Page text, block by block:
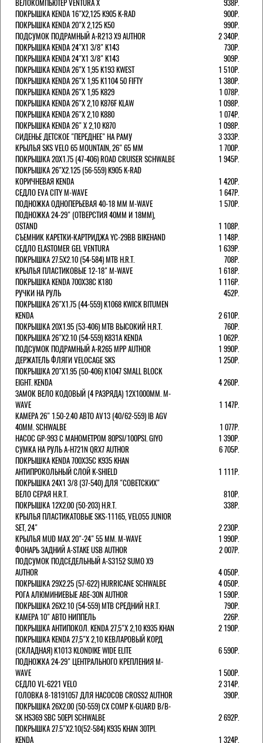
ВЕЛОКОМПЬЮТЕР VENTURA Х
938Р.
ПОКРЫШКА KENDA 16"Х2,125 K905 K-RAD
900Р.
ПОКРЫШКА KENDA 20"Х 2,125 K50
990Р.
ПОДСУМОК ПОДРАМНЫЙ A-R213 X9 AUTHOR
2 340Р.
ПОКРЫШКА KENDA 24"Х1 3/8" K143
730Р.
ПОКРЫШКА KENDA 24"Х1 3/8" K143
909Р.
ПОКРЫШКА KENDA 26"Х 1,95 K193 KWEST
1 510Р.
ПОКРЫШКА KENDA 26"Х 1,95 K1104 50 FIFTY
1 380Р.
ПОКРЫШКА KENDA 26"Х 1,95 K829
1 078Р.
ПОКРЫШКА KENDA 26"Х 2,10 K876F KLAW
1 098Р.
ПОКРЫШКА KENDA 26"Х 2,10 K880
1 074Р.
ПОКРЫШКА KENDA 26" Х 2,10 K870
1 098Р.
СИДЕНЬЕ ДЕТСКОЕ "ПЕРЕДНЕЕ" НА РАМУ
3 333Р.
КРЫЛЬЯ SKS VELO 65 MOUNTAIN, 26" 65 ММ
1 700Р.
ПОКРЫШКА 20X1.75 (47-406) ROAD CRUISER SCHWALBE
1 945Р.
ПОКРЫШКА 26"Х2.125 (56-559) K905 K-RAD
КОРИЧНЕВАЯ KENDA
1 420Р.
СЕДЛО EVA CITY M-WAVE
1 647Р.
ПОДНОЖКА ОДНОПЕРЬЕВАЯ 40-18 ММ M-WAVE
1 570Р.
ПОДНОЖКА 24-29" (ОТВЕРСТИЯ 40ММ И 18ММ),
OSTAND
1 108Р.
СЪЕМНИК КАРЕТКИ-КАРТРИДЖА YC-29BB BIKEHAND
1 148Р.
СЕДЛО ELASTOMER GEL VENTURA
1 639Р.
ПОКРЫШКА 27.5X2.10 (54-584) MTB H.R.T.
708Р.
КРЫЛЬЯ ПЛАСТИКОВЫЕ 12-18" M-WAVE
1 618Р.
ПОКРЫШКА KENDA 700Х38С K180
1 116Р.
РУЧКИ НА РУЛЬ
452Р.
ПОКРЫШКА 26"Х1.75 (44-559) K1068 KWICK BITUMEN
KENDA
2 610Р.
ПОКРЫШКА 20X1.95 (53-406) MTB ВЫСОКИЙ H.R.T.
760Р.
ПОКРЫШКА 26"Х2.10 (54-559) K831A KENDA
1 062Р.
ПОДСУМОК ПОДРАМНЫЙ A-R265 MPP AUTHOR
1 990Р.
ДЕРЖАТЕЛЬ ФЛЯГИ VELOCAGE SKS
1 250Р.
ПОКРЫШКА 20"Х1.95 (50-406) K1047 SMALL BLOCK
EIGHT. KENDA
4 260Р.
ЗАМОК ВЕЛО КОДОВЫЙ (4 РАЗРЯДА) 12Х1000ММ. M-
WAVE
1 147Р.
КАМЕРА 26" 1.50-2.40 АВТО AV13 (40/62-559) IB AGV
40MM. SCHWALBE
1 077Р.
НАСОС GP-993 С МАНОМЕТРОМ 80PSI/100PSI. GIYO
1 390Р.
СУМКА НА РУЛЬ A-H721N QRX7 AUTHOR
6 705Р.
ПОКРЫШКА KENDA 700Х35С K935 KHAN
АНТИПРОКОЛЬНЫЙ СЛОЙ K-SHIELD
1 111Р.
ПОКРЫШКА 24X1 3/8 (37-540) ДЛЯ "СОВЕТСКИХ"
ВЕЛО СЕРАЯ H.R.T.
810Р.
ПОКРЫШКА 12X2.00 (50-203) H.R.T.
338Р.
КРЫЛЬЯ ПЛАСТИКАТОВЫЕ SKS-11165, VELO55 JUNIOR
SET, 24"
2 230Р.
КРЫЛЬЯ MUD MAX 20"-24" 55 ММ. M-WAVE
1 990Р.
ФОНАРЬ ЗАДНИЙ A-STAKE USB AUTHOR
2 007Р.
ПОДСУМОК ПОДСЕДЕЛЬНЫЙ A-S3152 SUMO X9
AUTHOR
4 050Р.
ПОКРЫШКА 29X2.25 (57-622) HURRICANE SCHWALBE
4 050Р.
РОГА АЛЮМИНИЕВЫЕ ABE-30N AUTHOR
1 590Р.
ПОКРЫШКА 26X2.10 (54-559) MTB СРЕДНИЙ H.R.T.
790Р.
КАМЕРА 10" АВТО НИППЕЛЬ
226Р.
ПОКРЫШКА АНТИПОКОЛ. KENDA 27,5"Х 2,10 K935 KHAN
2 190Р.
ПОКРЫШКА KENDA 27,5"Х 2,10 КЕВЛАРОВЫЙ КОРД
(СКЛАДНАЯ) K1013 KLONDIKE WIDE ELITE
6 590Р.
ПОДНОЖКА 24-29" ЦЕНТРАЛЬНОГО КРЕПЛЕНИЯ M-
WAVE
1 500Р.
СЕДЛО VL-6221 VELO
2 314Р.
ГОЛОВКА 8-18191057 ДЛЯ НАСОСОВ CROSS2 AUTHOR
390Р.
ПОКРЫШКА 26X2.00 (50-559) CX COMP K-GUARD B/B-
SK HS369 SBC 50EPI SCHWALBE
2 692Р.
ПОКРЫШКА 27.5"Х2.10(52-584) K935 KHAN 30TPI.
KENDA
1 324Р.